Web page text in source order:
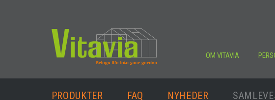
OM VITAVIA
PRODUKTER FAQ NYHEDER